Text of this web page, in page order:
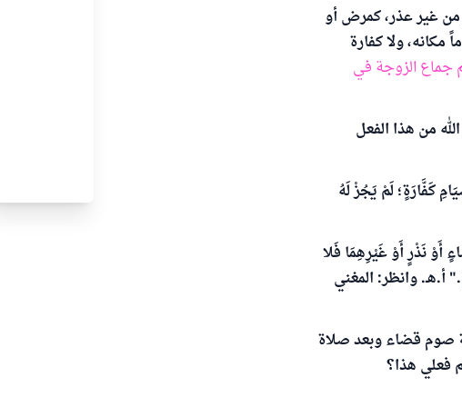
من غير عذر، كمرض أو
ولا كفارة
جماع الزوجة في
من هذا الفعل
صِيَامِ كَفَّارَةٍ؛ لَمْ يَجُزْ لَهُ
مِنْ قَضَاءٍ أَوْ نَذْرٍ أَوْ غَيْرِهِمَا فَلا
أ.هـ. وانظر: المغني
صائمة صوم قضاء وبعد صلاة
فعلي هذا؟